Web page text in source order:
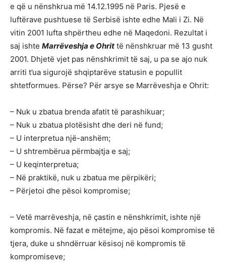
e që u nënshkrua më 14.12.1995 në Paris. Pjesë e
luftërave pushtuese të Serbisë ishte edhe Mali i Zi. Në
vitin 2001 lufta shpërtheu edhe në Maqedoni. Rezultat i
saj ishte Marrëveshja e Ohrit të nënshkruar më 13 gusht
2001. Dhjetë vjet pas nënshkrimit të saj, u pa se ajo nuk
arriti t’ua sigurojë shqiptarëve statusin e popullit
shtetformues. Përse? Për arsye se Marrëveshja e Ohrit:
– Nuk u zbatua brenda afatit të parashikuar;
– Nuk u zbatua plotësisht dhe deri në fund;
– U interpretua një-anshëm;
– U shtrembërua përmbajtja e saj;
– U keqinterpretua;
– Në praktikë, nuk u zbatua me përpikëri;
– Përjetoi dhe pësoi kompromise;
– Vetë marrëveshja, në çastin e nënshkrimit, ishte një
kompromis. Në fazat e mëtejme, ajo pësoi kompromise të
tjera, duke u shndërruar kësisoj në kompromis të
kompromiseve;